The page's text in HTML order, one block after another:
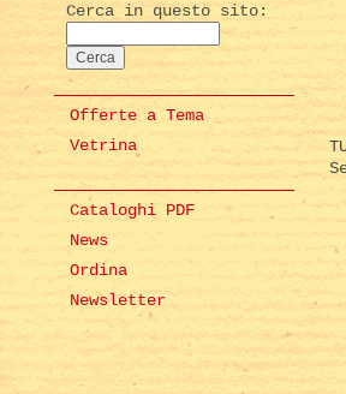
Cerca in questo sito:
Offerte a Tema
Vetrina
Cataloghi PDF
News
Ordina
Newsletter